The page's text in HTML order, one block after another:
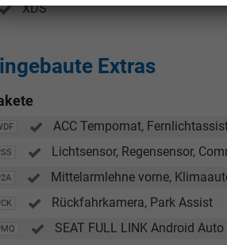
XDS
Extras
ACC Tempomat,
Lichtsensor, Regensensor,
Mittelarmlehne vorne,
Rückfahrkamera, Park Assist
SEAT FULL LINK Android